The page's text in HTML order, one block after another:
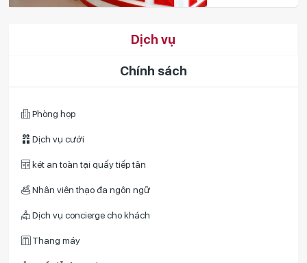
Dịch vụ
Chính sách
Phòng họp
Dịch vụ cưới
két an toàn tại quấy tiếp tân
Nhân viên thạo đa ngôn ngữ
Dịch vụ concierge cho khách
Thang máy